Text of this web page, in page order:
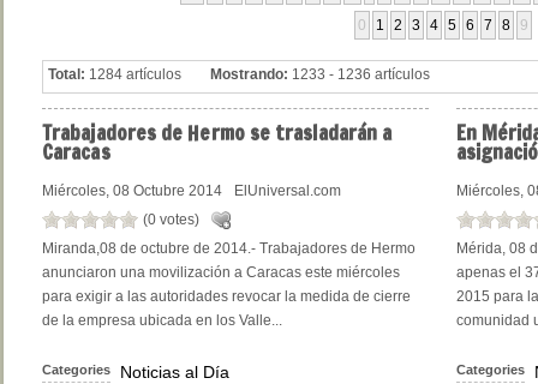
0 1 2 3 4 5 6 7 8 9
Total: 1284 artículos Mostrando: 1233 - 1236 artículos
Trabajadores de Hermo se trasladarán a
Caracas
Miércoles, 08 Octubre 2014
ElUniversal.com
(0 votes)
Miranda,08 de octubre de 2014.- Trabajadores de Hermo
anunciaron una movilización a Caracas este miércoles
para exigir a las autoridades revocar la medida de cierre
de la empresa ubicada en los Valle...
Categories Noticias al Día
En
Miércoles,
Mérida, 08
apenas el
2015 para
comunidad
Categories